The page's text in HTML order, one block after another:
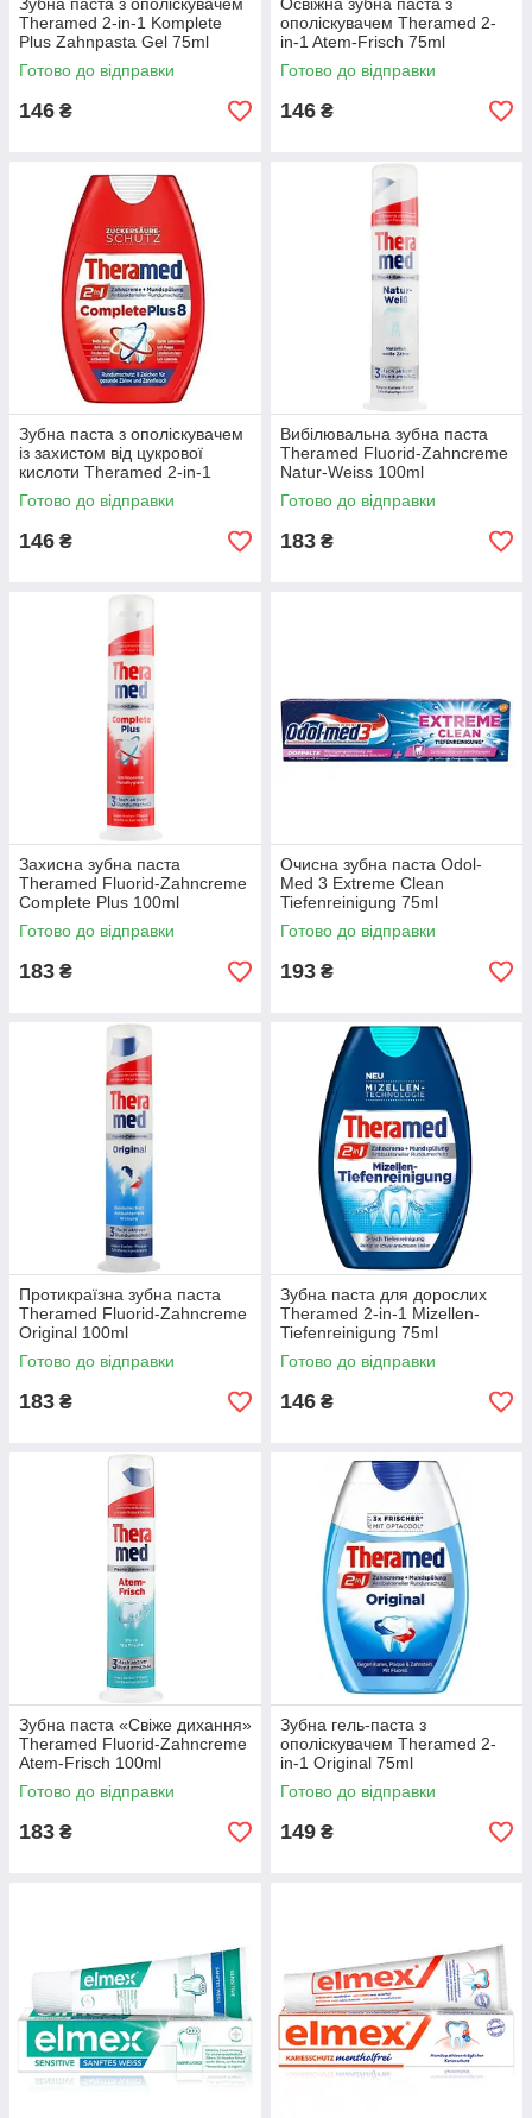
Theramed 2-in-1 Komplete
Plus Zahnpasta Gel 75ml
Готово до відправки
146 ₴
ополіскувачем Theramed 2-
in-1 Atem-Frisch 75ml
Готово до відправки
146 ₴
Зубна паста з ополіскувачем
із захистом від цукрової
кислоти Theramed 2-in-1
Complete Plus 8 75ml
Готово до відправки
146 ₴
Вибілювальна зубна паста
Theramed Fluorid-Zahncreme
Natur-Weiss 100ml
Готово до відправки
183 ₴
Захисна зубна паста
Theramed Fluorid-Zahncreme
Complete Plus 100ml
Готово до відправки
183 ₴
Очисна зубна паста Odol-
Med 3 Extreme Clean
Tiefenreinigung 75ml
Готово до відправки
193 ₴
Протикраїзна зубна паста
Theramed Fluorid-Zahncreme
Original 100ml
Готово до відправки
183 ₴
Зубна паста для дорослих
Theramed 2-in-1 Mizellen-
Tiefenreinigung 75ml
Готово до відправки
146 ₴
Зубна паста «Свіже дихання»
Theramed Fluorid-Zahncreme
Atem-Frisch 100ml
Готово до відправки
183 ₴
Зубна гель-паста з
ополіскувачем Theramed 2-
in-1 Original 75ml
Готово до відправки
149 ₴